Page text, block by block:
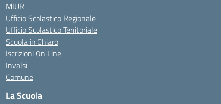
MIUR
Ufficio Scolastico Regionale
Ufficio Scolastico Territoriale
Scuola in Chiaro
Iscrizioni On Line
Invalsi
Comune
La Scuola